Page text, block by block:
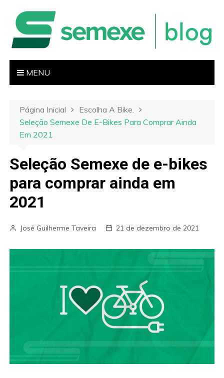
MENU
Página Inicial
Escolha A Bike.
Seleção Semexe De E-Bikes Para Comprar Ainda
Em 2021
Seleção Semexe de e-bikes
para comprar ainda em
2021
José Guilherme Taveira 21 de dezembro de 2021